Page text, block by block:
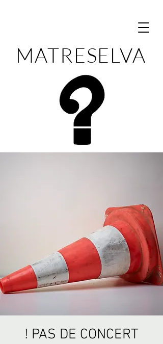
MATRESELVA
! PAS DE CONCERT